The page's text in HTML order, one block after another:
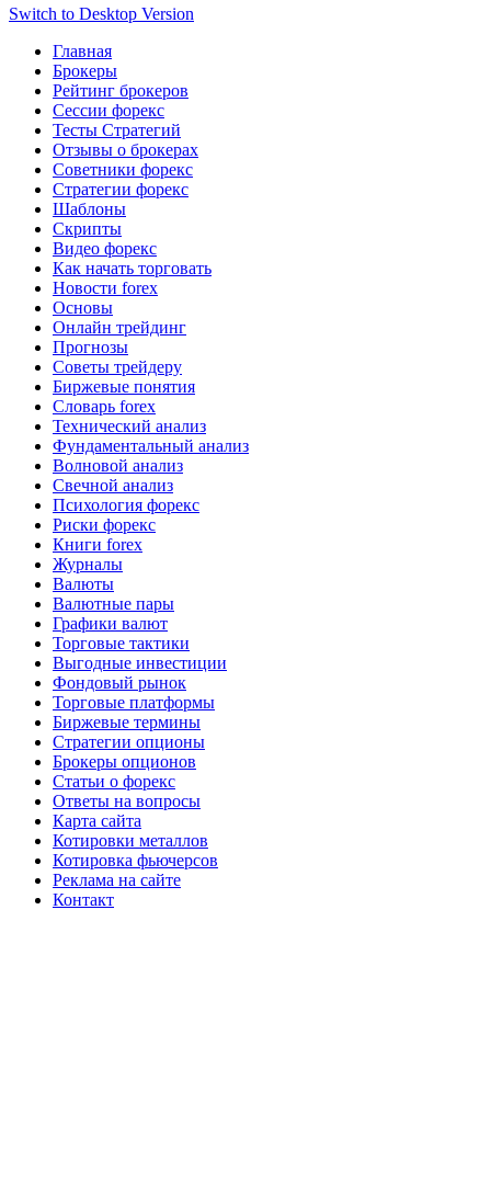
Switch to Desktop Version
Главная
Брокеры
Рейтинг брокеров
Сессии форекс
Тесты Стратегий
Отзывы о брокерах
Советники форекс
Стратегии форекс
Шаблоны
Скрипты
Видео форекс
Как начать торговать
Новости forex
Основы
Онлайн трейдинг
Прогнозы
Советы трейдеру
Биржевые понятия
Словарь forex
Технический анализ
Фундаментальный анализ
Волновой анализ
Свечной анализ
Психология форекс
Риски форекс
Книги forex
Журналы
Валюты
Валютные пары
Графики валют
Торговые тактики
Выгодные инвестиции
Фондовый рынок
Торговые платформы
Биржевые термины
Стратегии опционы
Брокеры опционов
Статьи о форекс
Ответы на вопросы
Карта сайта
Котировки металлов
Котировка фьючерсов
Реклама на сайте
Контакт